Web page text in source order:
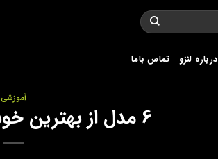
درباره لنزو تماس باما
آموزشی
6 مدل از بهترین خوشبو کننده خودرو